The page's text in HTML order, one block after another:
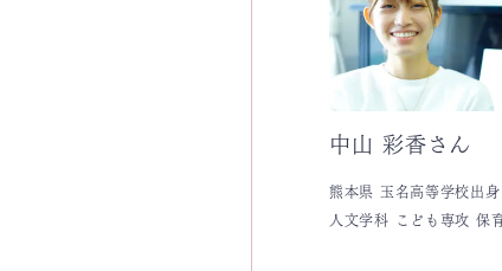
中山 彩香さん
熊本県 玉名高等学校出身
人文学科 こども専攻 保